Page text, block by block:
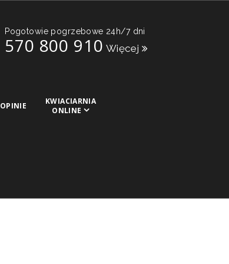
Pogotowie pogrzebowe 24h/7 dni
570 800 910 Więcej
OPINIE
KWIACIARNIA
ONLINE